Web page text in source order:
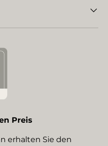
Preis
erhalten Sie den